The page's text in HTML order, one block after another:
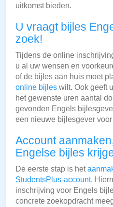
uitkomst bieden.
U vraagt bijles
zoek!
Tijdens de online
u al uw wensen en
of de bijles aan huis moet
online bijles wilt. Ook geeft
het gewenste uren aantal
gevonden Engels
een nieuwe bijlesgever voor
Account
Engelse bijles
De eerste stap is het
StudentsPlus-account.
inschrijving voor Engels
concrete zoekopdracht